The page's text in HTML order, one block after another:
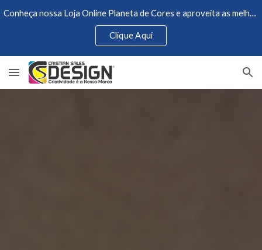
Skip to main content Skip to navigation
Conheça nossa Loja Online Planeta de Cores e aproveita as melhores Ofertas
Clique Aqui